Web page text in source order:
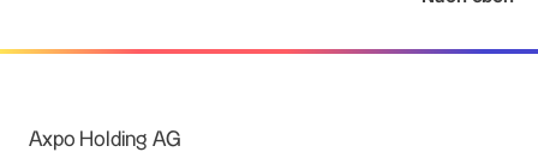
Axpo Holding AG